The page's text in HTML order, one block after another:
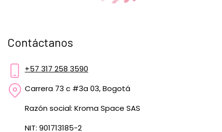
Contáctanos
+57 317 258 3590
Carrera 73 c #3a 03, Bogotá
Razón social: Kroma Space SAS
NIT: 901713185-2